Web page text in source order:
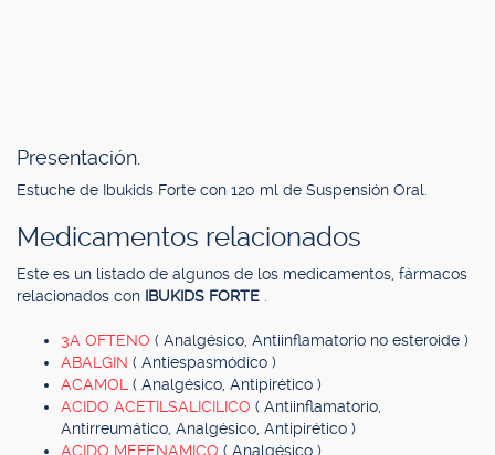
Presentación.
Estuche de Ibukids Forte con 120 ml de Suspensión Oral.
Medicamentos relacionados
Este es un listado de algunos de los medicamentos, fármacos
relacionados con IBUKIDS FORTE
3A OFTENO ( Analgésico, Antiinflamatorio no esteroide )
ABALGIN ( Antiespasmódico )
ACAMOL ( Analgésico, Antipirético )
ACIDO ACETILSALICILICO ( Antiinflamatorio,
Antirreumático, Analgésico, Antipirético )
ACIDO MEFENAMICO ( Analgésico )